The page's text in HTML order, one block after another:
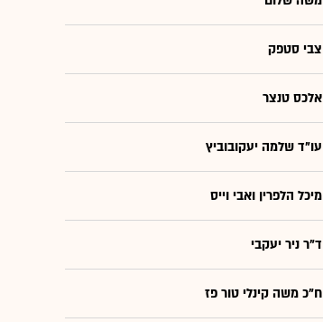
צבי סטפק
אלכס טנצר
עו"ד שלמה יעקובוביץ
מיכל הלפרין ואבי וייס
ד"ר ניר יעקבי
ח"כ משה קינלי טור פז